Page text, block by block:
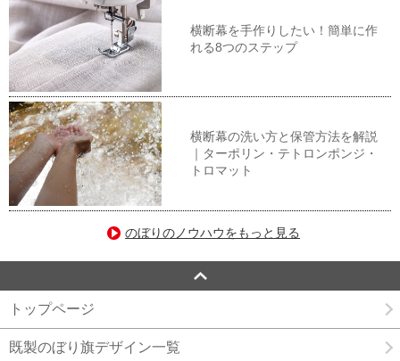
横断幕を手作りしたい！簡単に作
れる8つのステップ
横断幕の洗い方と保管方法を解説
｜ターポリン・テトロンポンジ・
トロマット
のぼりのノウハウをもっと見る
トップページ
既製のぼり旗デザイン一覧